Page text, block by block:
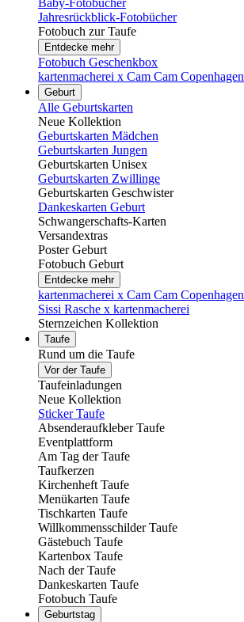
Baby-Fotobücher
Jahresrückblick-Fotobücher
Fotobuch zur Taufe
Entdecke mehr
Fotobuch Geschenkbox
kartenmacherei x Cam Cam Copenhagen
Geburt
Alle Geburtskarten
Neue Kollektion
Geburtskarten Mädchen
Geburtskarten Jungen
Geburtskarten Unisex
Geburtskarten Zwillinge
Geburtskarten Geschwister
Dankeskarten Geburt
Schwangerschafts-Karten
Versandextras
Poster Geburt
Fotobuch Geburt
Entdecke mehr
kartenmacherei x Cam Cam Copenhagen
Sissi Rasche x kartenmacherei
Sternzeichen Kollektion
Taufe
Rund um die Taufe
Vor der Taufe
Taufeinladungen
Neue Kollektion
Sticker Taufe
Absenderaufkleber Taufe
Eventplattform
Am Tag der Taufe
Taufkerzen
Kirchenheft Taufe
Menükarten Taufe
Tischkarten Taufe
Willkommensschilder Taufe
Gästebuch Taufe
Kartenbox Taufe
Nach der Taufe
Dankeskarten Taufe
Fotobuch Taufe
Geburtstag